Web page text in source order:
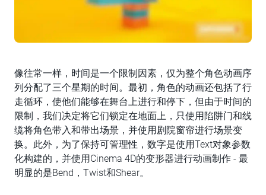
像往常一样，时间是一个限制因素，仅为整个角色动画序
列分配了三个星期的时间。最初，角色的动画还包括了行
走循环，使他们能够在舞台上进行和停下，但由于时间的
限制，我们决定将它们锁定在地面上，只使用陷阱门和线
缆将角色带入和带出场景，并使用剧院窗帘进行场景变
换。此外，为了保持可管理性，数字是使用Text对象参数
化构建的，并使用Cinema 4D的变形器进行动画制作 - 最
明显的是Bend，Twist和Shear。